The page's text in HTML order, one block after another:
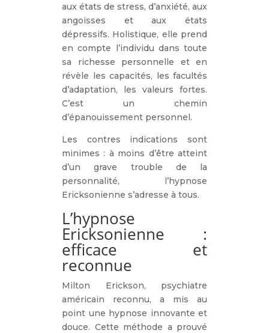
aux états de stress, d’anxiété, aux
angoisses et aux états
dépressifs. Holistique, elle prend
en compte l’individu dans toute
sa richesse personnelle et en
révèle les capacités, les facultés
d’adaptation, les valeurs fortes.
C’est un chemin
d’épanouissement personnel.
Les contres indications sont
minimes : à moins d’être atteint
d’un grave trouble de la
personnalité, l’hypnose
Ericksonienne s’adresse à tous.
L’hypnose
Ericksonienne :
efficace et
reconnue
Milton Erickson, psychiatre
américain reconnu, a mis au
point une hypnose innovante et
douce. Cette méthode a prouvé